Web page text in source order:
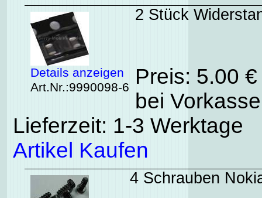
Details anzeigen
Art.Nr.:9990098-6
2 Stück
Preis: 5.00
bei
Lieferzeit: 1-3 Werktage
Artikel Kaufen
4 Schrauben